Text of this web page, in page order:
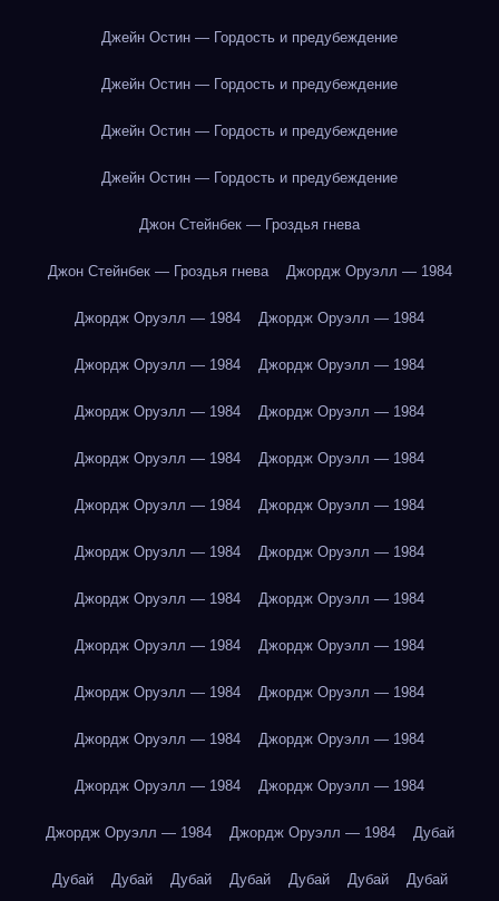
Джейн Остин — Гордость и предубеждение
Джейн Остин — Гордость и предубеждение
Джейн Остин — Гордость и предубеждение
Джейн Остин — Гордость и предубеждение
Джон Стейнбек — Гроздья гнева
Джон Стейнбек — Гроздья гнева Джордж Оруэлл — 1984
Джордж Оруэлл — 1984 Джордж Оруэлл — 1984
Джордж Оруэлл — 1984 Джордж Оруэлл — 1984
Джордж Оруэлл — 1984 Джордж Оруэлл — 1984
Джордж Оруэлл — 1984 Джордж Оруэлл — 1984
Джордж Оруэлл — 1984 Джордж Оруэлл — 1984
Джордж Оруэлл — 1984 Джордж Оруэлл — 1984
Джордж Оруэлл — 1984 Джордж Оруэлл — 1984
Джордж Оруэлл — 1984 Джордж Оруэлл — 1984
Джордж Оруэлл — 1984 Джордж Оруэлл — 1984
Джордж Оруэлл — 1984 Джордж Оруэлл — 1984
Джордж Оруэлл — 1984 Джордж Оруэлл — 1984
Джордж Оруэлл — 1984 Джордж Оруэлл — 1984 Дубай
Дубай Дубай Дубай Дубай Дубай Дубай Дубай